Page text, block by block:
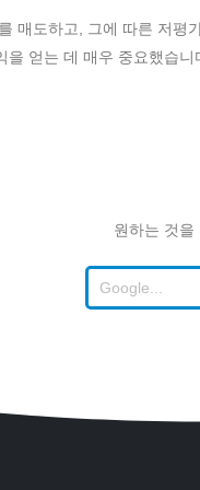
매도하고, 그에 따른 저평
얻는 데 매우 중요했습
원하는 것을